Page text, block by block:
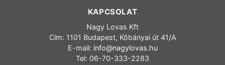
KAPCSOLAT
Nagy Lovas Kft
Cím: 1101 Budapest, Kőbányai út 41/A
E-mail: info@nagylovas.hu
Tel: 06-70-333-2283